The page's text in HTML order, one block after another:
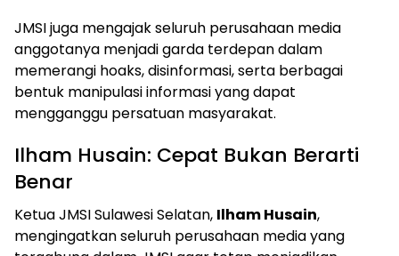
JMSI juga mengajak seluruh perusahaan media
anggotanya menjadi garda terdepan dalam
memerangi hoaks, disinformasi, serta berbagai
bentuk manipulasi informasi yang dapat
mengganggu persatuan masyarakat.
Ilham Husain: Cepat Bukan Berarti
Benar
Ketua JMSI Sulawesi Selatan, Ilham Husain,
mengingatkan seluruh perusahaan media yang